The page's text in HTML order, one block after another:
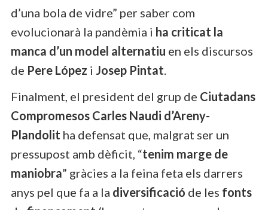
d’una bola de vidre” per saber com
evolucionarà la pandèmia i ha criticat la
manca d’un model alternatiu en els discursos
de Pere López i Josep Pintat.
Finalment, el president del grup de Ciutadans
Compromesos Carles Naudi d’Areny-
Plandolit ha defensat que, malgrat ser un
pressupost amb dèficit, “tenim marge de
maniobra” gràcies a la feina feta els darrers
anys pel que fa a la diversificació de les fonts